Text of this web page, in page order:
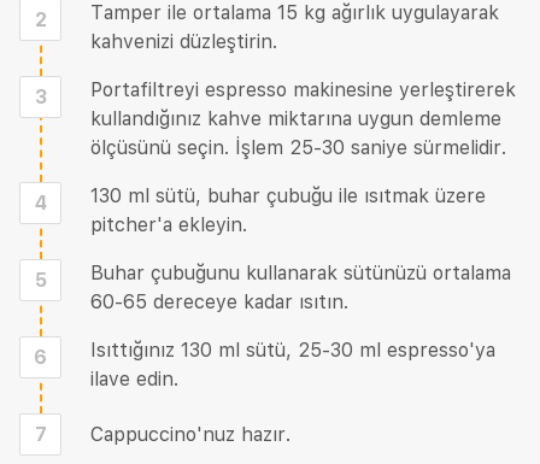
2
Tamper ile ortalama 15 kg ağırlık uygulayarak
kahvenizi düzleştirin.
3
Portafiltreyi espresso makinesine yerleştirerek
kullandığınız kahve miktarına uygun demleme
ölçüsünü seçin. İşlem 25-30 saniye sürmelidir.
4
130 ml sütü, buhar çubuğu ile ısıtmak üzere
pitcher'a ekleyin.
5
Buhar çubuğunu kullanarak sütünüzü ortalama
60-65 dereceye kadar ısıtın.
6
Isıttığınız 130 ml sütü, 25-30 ml espresso'ya
ilave edin.
7 Cappuccino'nuz hazır.